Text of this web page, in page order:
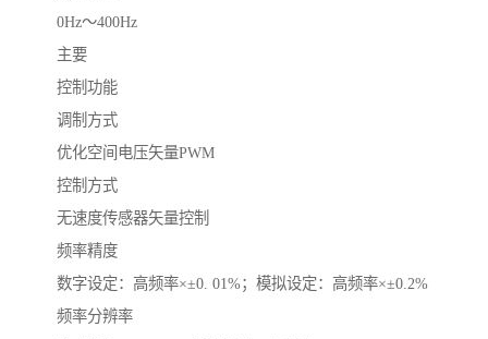
0Hz～400Hz
主要
控制功能
调制方式
优化空间电压矢量PWM
控制方式
无速度传感器矢量控制
频率精度
数字设定：高频率×±0. 01%；模拟设定：高频率×±0.2%
频率分辨率